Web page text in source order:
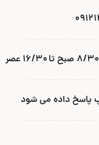
پاسخ داده می شود